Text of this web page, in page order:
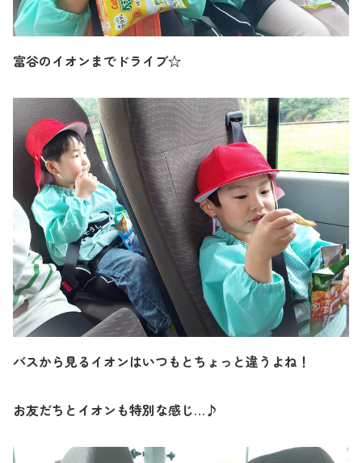
富谷のイオンまでドライブ☆
バスから見るイオンはいつもとちょっと違うよね！
お友だちとイオンも特別な感じ…♪